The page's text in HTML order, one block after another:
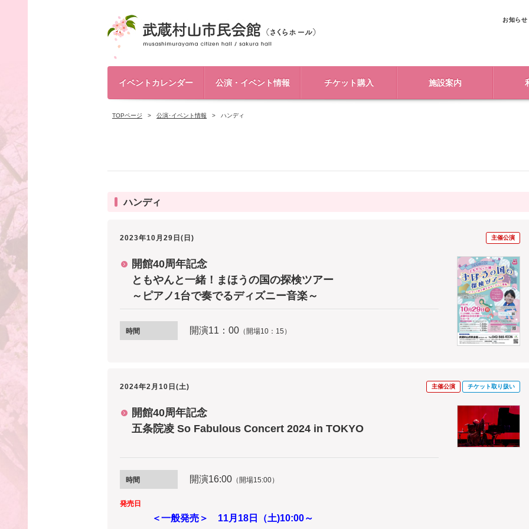
お知らせ
イベントカレンダー 公演・イベント情報 チケット購入 施設案内
TOPページ 公演･イベント情報 ハンディ
ハンディ
2023年10月29日(日) 主催公演
開館40周年記念
ともやんと一緒！まほうの国の探検ツアー
～ピアノ1台で奏でるディズニー音楽～
時間 開演11：00 （開場10：15）
2024年2月10日(土) 主催公演 チケット取り扱い
開館40周年記念
五条院凌 So Fabulous Concert 2024 in TOKYO
時間 開演16:00 （開場15:00）
発売日
＜一般発売＞ 11月18日（土)10:00～